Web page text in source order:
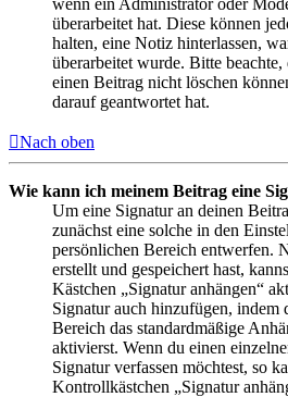
überarbeitet hat. Diese können
halten, eine Notiz hinterlassen,
überarbeitet wurde. Bitte beachte,
einen Beitrag nicht löschen
darauf geantwortet hat.
Nach oben
Wie kann ich meinem Beitrag eine
Um eine Signatur an deinen
zunächst eine solche in den
persönlichen Bereich entwerfen.
erstellt und gespeichert hast,
Kästchen „Signatur anhängen“
Signatur auch hinzufügen, indem
Bereich das standardmäßige
aktivierst. Wenn du einen
Signatur verfassen möchtest, so
Kontrollkästchen „Signatur